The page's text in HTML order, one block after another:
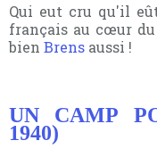
Qui eut cru qu'il
français au cœur
bien Brens aussi !
UN CAMP
1940)